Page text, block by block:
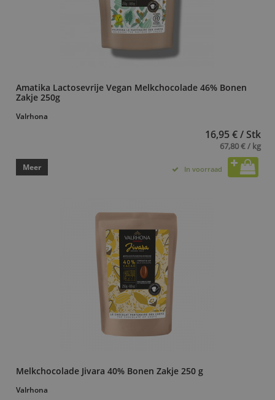
Amatika Lactosevrije Vegan Melkchocolade 46% Bonen
Zakje 250g
Valrhona
16,95 € / Stk
67,80 € / kg
Meer In voorraad
Melkchocolade Jivara 40% Bonen Zakje 250 g
Valrhona